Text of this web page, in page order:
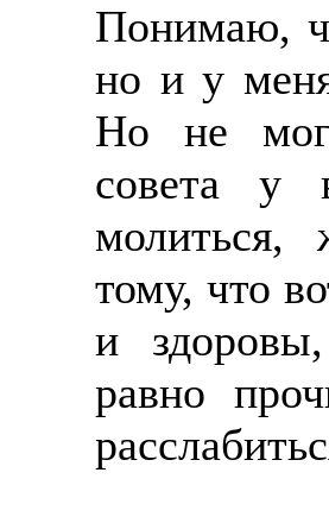
Понимаю,
но и у
Но не
совета у
молиться,
тому, что
и
равно